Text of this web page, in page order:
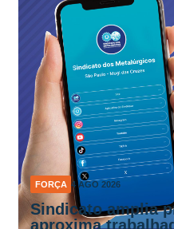
FORÇA 4 AGO 2026
Sindicato amplia
aproxima